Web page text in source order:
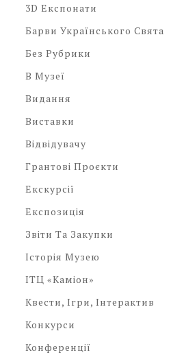
3D Експонати
Барви Українського Свята
Без Рубрики
В Музеї
Видання
Виставки
Відвідувачу
Грантові Проєкти
Екскурсії
Експозиція
Звіти Та Закупки
Історія Музею
ІТЦ «Каміон»
Квести, Ігри, Інтерактив
Конкурси
Конференції